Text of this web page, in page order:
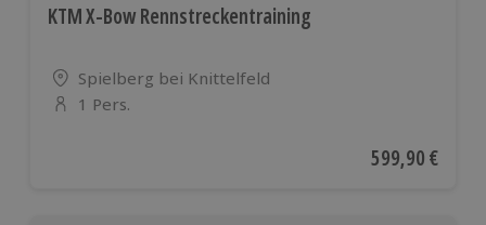
KTM X-Bow Rennstreckentraining
Standort
Spielberg bei Knittelfeld
Anzahl der Teilnehmer
1 Pers.
Aktueller Preis
599,90 €